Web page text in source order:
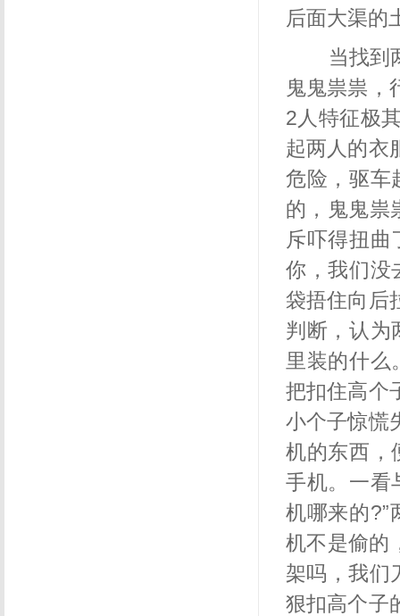
后面大渠的
当找到
鬼鬼祟祟，
2 人特征极
起两人的衣
危险，驱车
的，鬼鬼祟
斥吓得扭曲
你，我们没
袋捂住向后
判断，认为
里装的什么
把扣住高个
小个子惊慌
机的东西，
手机。一看
机哪来的?”
机不是偷的
架吗，我们
狠扣高个子